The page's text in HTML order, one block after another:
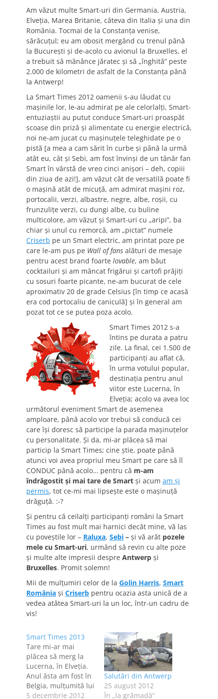
Am văzut multe Smart-uri din Germania, Austria,
Elveţia, Marea Britanie, câteva din Italia şi una din
România. Tocmai de la Constanţa venise,
sărăcuţul; eu am obosit mergând cu trenul până
la Bucureşti şi de-acolo cu avionul la Bruxelles, el
a trebuit să mănânce jăratec şi să „înghită” peste
2.000 de kilometri de asfalt de la Constanţa până
la Antwerp!
La Smart Times 2012 oamenii s-au lăudat cu
maşinile lor, le-au admirat pe ale celorlalţi, Smart-
entuziaştii au putut conduce Smart-uri proaspăt
scoase din priză şi alimentate cu energie electrică,
noi ne-am jucat cu maşinuţele teleghidate pe o
pistă [a mea a cam sărit în curbe şi până la urmă
atât eu, cât şi Sebi, am fost învinşi de un tânăr fan
Smart în vârstă de vreo cinci anişori – deh, copiii
din ziua de azi!], am văzut cât de versatilă poate fi
o maşină atât de micuţă, am admirat maşini roz,
portocalii, verzi, albastre, negre, albe, roşii, cu
frunzuliţe verzi, cu dungi albe, cu buline
multicolore, am văzut şi Smart-uri cu „aripi”, ba
chiar şi unul cu remorcă, am „pictat” numele
Criserb pe un Smart electric, am printat poze pe
care le-am pus pe Wall of fans alături de mesaje
pentru acest brand foarte lovable, am băut
cocktailuri şi am mâncat frigărui şi cartofi prăjiţi
cu sosuri foarte picante, ne-am bucurat de cele
aproximativ 20 de grade Celsius [în timp ce acasă
era cod portocaliu de caniculă] şi în general am
pozat tot ce se putea poza acolo.
Smart Times 2012 s-a
întins pe durata a patru
zile. La final, cei 1.500 de
participanţi au aflat că,
în urma votului popular,
destinaţia pentru anul
viitor este Lucerna, în
Elveţia; acolo va avea loc
următorul eveniment Smart de asemenea
amploare, până acolo vor trebui să conducă cei
care îşi doresc să participe la parada maşinuţelor
cu personalitate. Şi da, mi-ar plăcea să mai
particip la Smart Times; cine ştie, poate până
atunci voi avea propriul meu Smart pe care să îl
CONDUC până acolo… pentru că m-am
îndrăgostit şi mai tare de Smart şi acum am şi
permis, tot ce-mi mai lipseşte este o maşinuţă
drăguţă. :-?
Şi pentru că ceilalţi participanţi români la Smart
Times au fost mult mai harnici decât mine, vă las
cu poveştile lor – Raluxa, Sebi – şi vă arăt pozele
mele cu Smart-uri, urmând să revin cu alte poze
şi multe alte impresii despre Antwerp şi
Bruxelles. Promit solemn!
Mii de mulţumiri celor de la Golin Harris, Smart
România şi Criserb pentru ocazia asta unică de a
vedea atâtea Smart-uri la un loc, într-un cadru de
vis!
Smart Times 2013
Tare mi-ar mai
plăcea să merg la
Lucerna, în Elveţia.
Anul ăsta am fost în
Belgia, mulţumită lui
Cristi şi Golin Harris.
5 decembrie 2012
Salutări din Antwerp
25 august 2012
În „la grămadă”